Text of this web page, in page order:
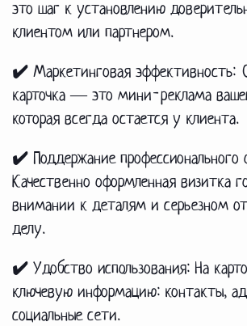
это шаг к установлению
клиентом или партнером.
✔️ Маркетинговая эффективность:
карточка — это мини-реклама
которая всегда остается у клиента.
✔️ Поддержание профессионального
Качественно оформленная визитка
внимании к деталям и серьезном
делу.
✔️ Удобство использования: На
ключевую информацию: контакты,
социальные сети.